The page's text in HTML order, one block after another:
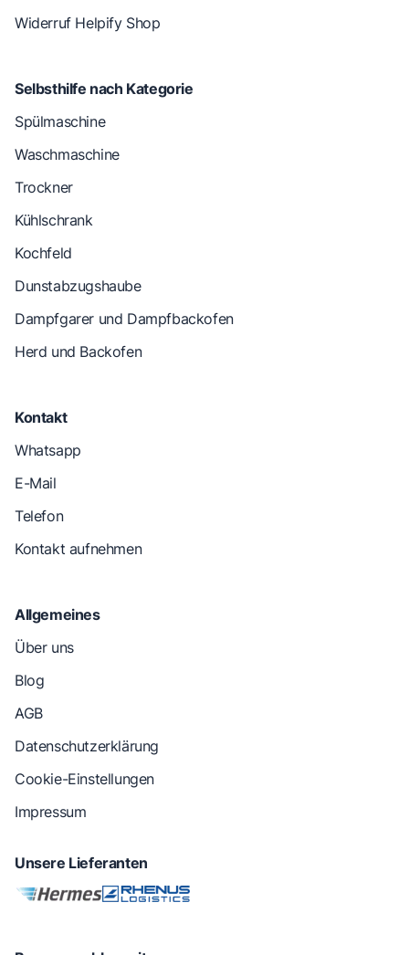
Widerruf Helpify Shop
Selbsthilfe nach Kategorie
Spülmaschine
Waschmaschine
Trockner
Kühlschrank
Kochfeld
Dunstabzugshaube
Dampfgarer und Dampfbackofen
Herd und Backofen
Kontakt
Whatsapp
E-Mail
Telefon
Kontakt aufnehmen
Allgemeines
Über uns
Blog
AGB
Datenschutzerklärung
Cookie-Einstellungen
Impressum
Unsere Lieferanten